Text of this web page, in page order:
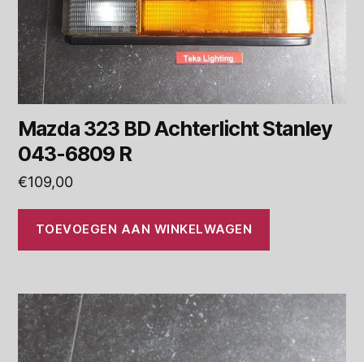
Mazda 323 BD Achterlicht Stanley
043-6809 R
€109,00
TOEVOEGEN AAN WINKELWAGEN